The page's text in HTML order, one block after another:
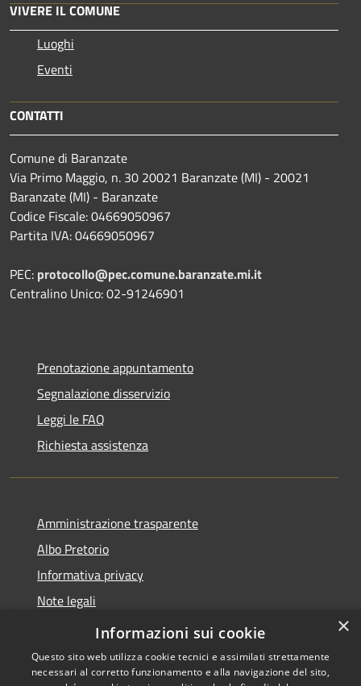
VIVERE IL COMUNE
Luoghi
Eventi
CONTATTI
Comune di Baranzate
Via Primo Maggio, n. 30 20021 Baranzate (MI) - 20021
Baranzate (MI) - Baranzate
Codice Fiscale: 04669050967
Partita IVA: 04669050967
PEC: protocollo@pec.comune.baranzate.mi.it
Centralino Unico: 02-91246901
Prenotazione appuntamento
Segnalazione disservizio
Leggi le FAQ
Richiesta assistenza
Amministrazione trasparente
Albo Pretorio
Informativa privacy
Note legali
Dichiarazione di accessibilità
×
Informazioni sui cookie
Questo sito web utilizza cookie tecnici e assimilati strettamente
necessari al corretto funzionamento e alla navigazione del sito,